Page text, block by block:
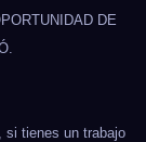
DE
si tienes un trabajo